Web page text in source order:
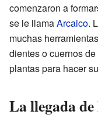
comenzaron a
se le llamaArcaico.
muchas
dientes o cuernos
plantas para hacer
La llegada